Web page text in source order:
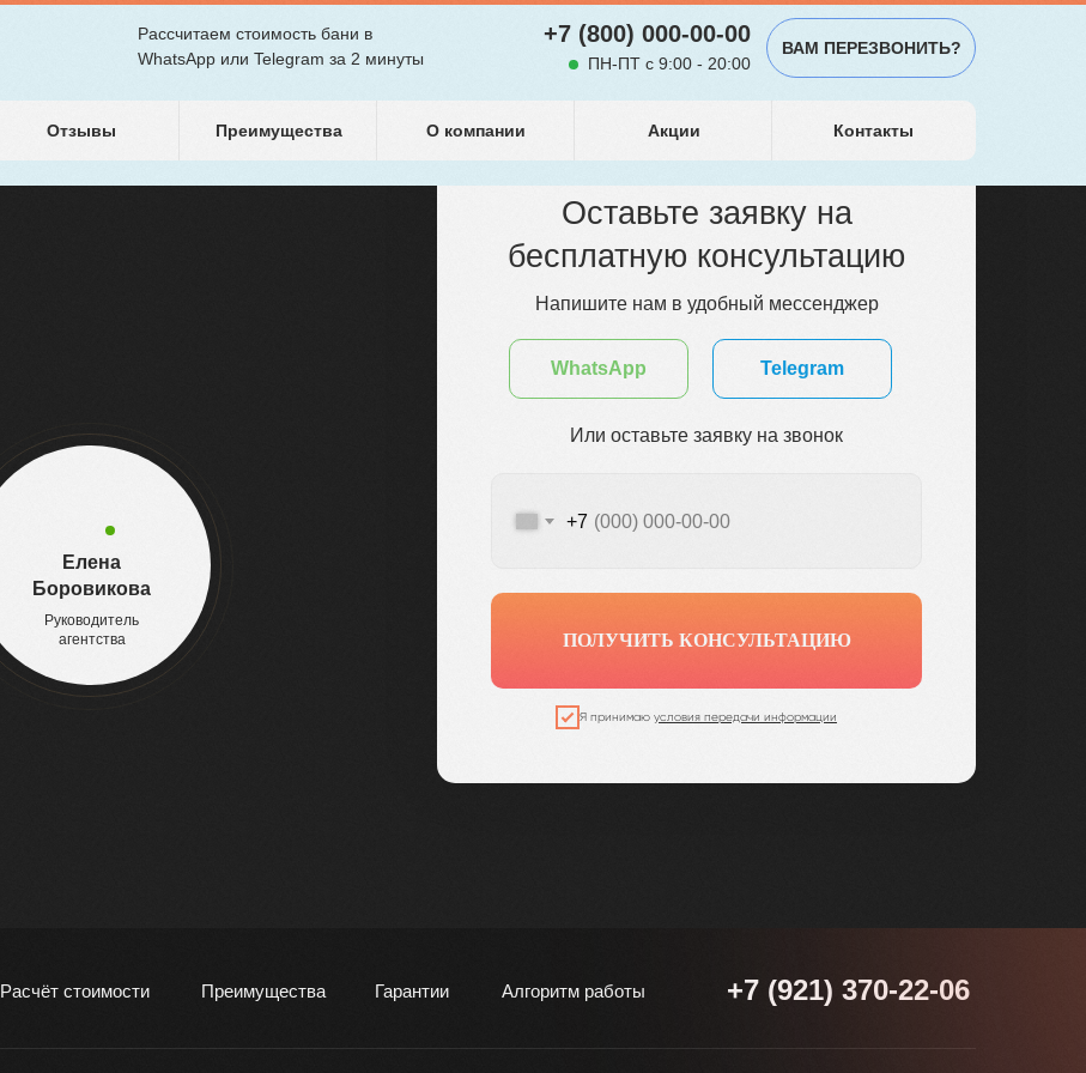
+7 (921) 370-22-06
Портфолио Стоимость Команда Алгоритм
Рассчитаем стоимость бани в
WhatsApp или Telegram за 2 минуты
+7 (800) 000-00-00
ПН-ПТ с 9:00 - 20:00
ВАМ ПЕРЕЗВОНИТЬ?
Отзывы Преимущества О компании Акции Контакты
Оставьте заявку на
бесплатную консультацию
Напишите нам в удобный мессенджер
Telegram
Или оставьте заявку на звонок
WhatsApp
Я принимаю условия передачи информации
Елена
Боровикова
Руководитель
агентства
+7
ПОЛУЧИТЬ КОНСУЛЬТАЦИЮ
Расчёт стоимости Преимущества Гарантии +7 (921) 370-22-06
Алгоритм работы